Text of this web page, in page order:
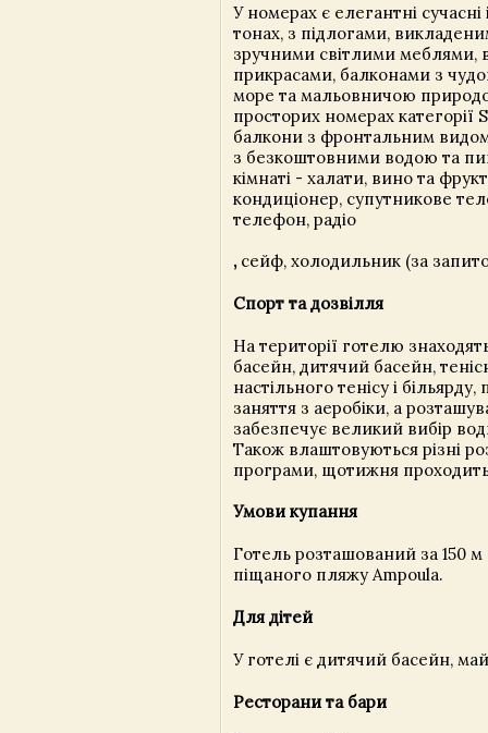
У номерах є елегантні сучасні
тонах, з підлогами,
зручними світлими меблями,
прикрасами, балконами з
море та мальовничою
просторих номерах категорії
балкони з фронтальним
з безкоштовними водою та
кімнаті - халати, вино та
кондиціонер, супутникове
телефон, радіо
, сейф, холодильник (за
Спорт та дозвілля
На території готелю
басейн, дитячий басейн,
настільного тенісу і більярду,
заняття з аеробіки, а
забезпечує великий вибір
Також влаштовуються різні
програми, щотижня
Умови купання
Готель розташований за 150 м
піщаного пляжу Ampoula.
Для дітей
У готелі є дитячий басейн,
Ресторани та бари